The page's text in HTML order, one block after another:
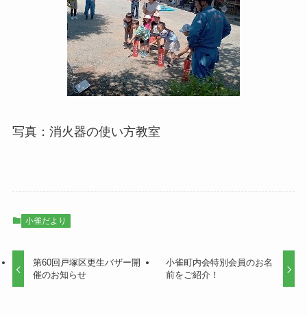
写真：消火器の使い方教室
小雀だより
第60回戸塚区更生バザー開
催のお知らせ
小雀町内会特別会員のお名
前をご紹介！